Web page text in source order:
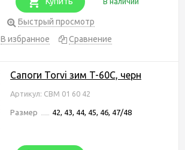
Быстрый просмотр
В избранное
Сравнение
Сапоги Torvi зим T-60C, черн
Артикул: СВМ 01 60 42
Размер 42, 43, 44, 45, 46, 47/48